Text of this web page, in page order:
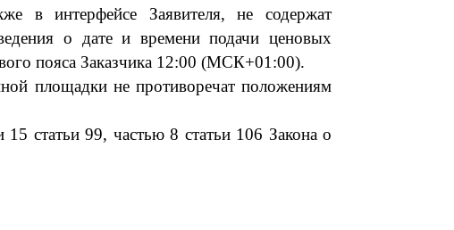
в интерфейсе Заявителя, не содержат
о дате и времени подачи ценовых
пояса Заказчика 12:00 (МСК+01:00).
площадки не противоречат положениям
15 статьи 99, частью 8 статьи 106 Закона о